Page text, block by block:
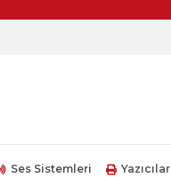
Ses Sistemleri Yazıcılar